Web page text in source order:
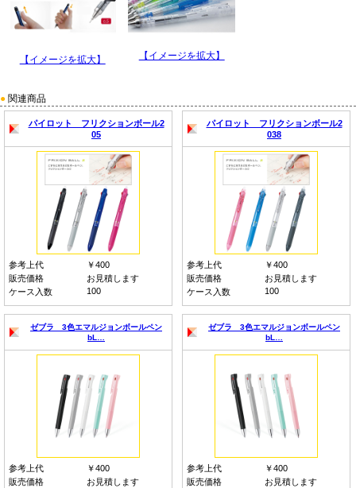
【イメージを拡大】 【イメージを拡大】
● 関連商品
パイロット フリクションボール2
05
参考上代
￥400
販売価格
お見積します
ケース入数
100
パイロット フリクションボール2
038
参考上代
￥400
販売価格
お見積します
ケース入数
100
ゼブラ 3色エマルジョンボールペン
bL…
参考上代
￥400
販売価格
お見積します
ゼブラ 3色エマルジョンボールペン
bL…
参考上代
￥400
販売価格
お見積します